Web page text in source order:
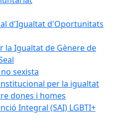
d'Igualtat d'Oportunitats
la Igualtat de Gènere de
sexista
per la igualtat
dones i homes
Integral (SAI) LGBTI+